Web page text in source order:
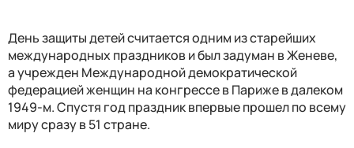
День защиты детей считается одним из старейших
международных праздников и был задуман в Женеве,
а учрежден Международной демократической
федерацией женщин на конгрессе в Париже в далеком
1949-м. Спустя год праздник впервые прошел по всему
миру сразу в 51 стране.